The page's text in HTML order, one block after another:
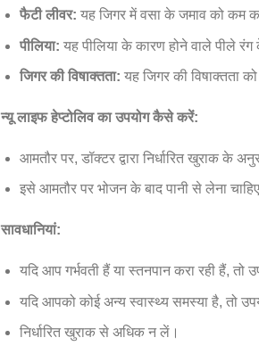
फैटी लीवर: यह जिगर में वसा के जमाव को कम
पीलिया: यह पीलिया के कारण होने वाले पीले
जिगर की विषाक्तता: यह जिगर की विषाक्तता
न्यू लाइफ हेप्टोलिव का उपयोग कैसे करें:
आमतौर पर, डॉक्टर द्वारा निर्धारित खुराक के
इसे आमतौर पर भोजन के बाद पानी से लेना
सावधानियां:
यदि आप गर्भवती हैं या स्तनपान करा रही हैं,
यदि आपको कोई अन्य स्वास्थ्य समस्या है, तो
निर्धारित खुराक से अधिक न लें।